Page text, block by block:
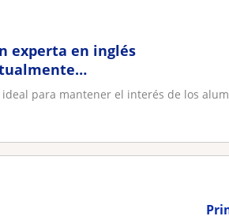
experta en inglés
para mantener el interés de los